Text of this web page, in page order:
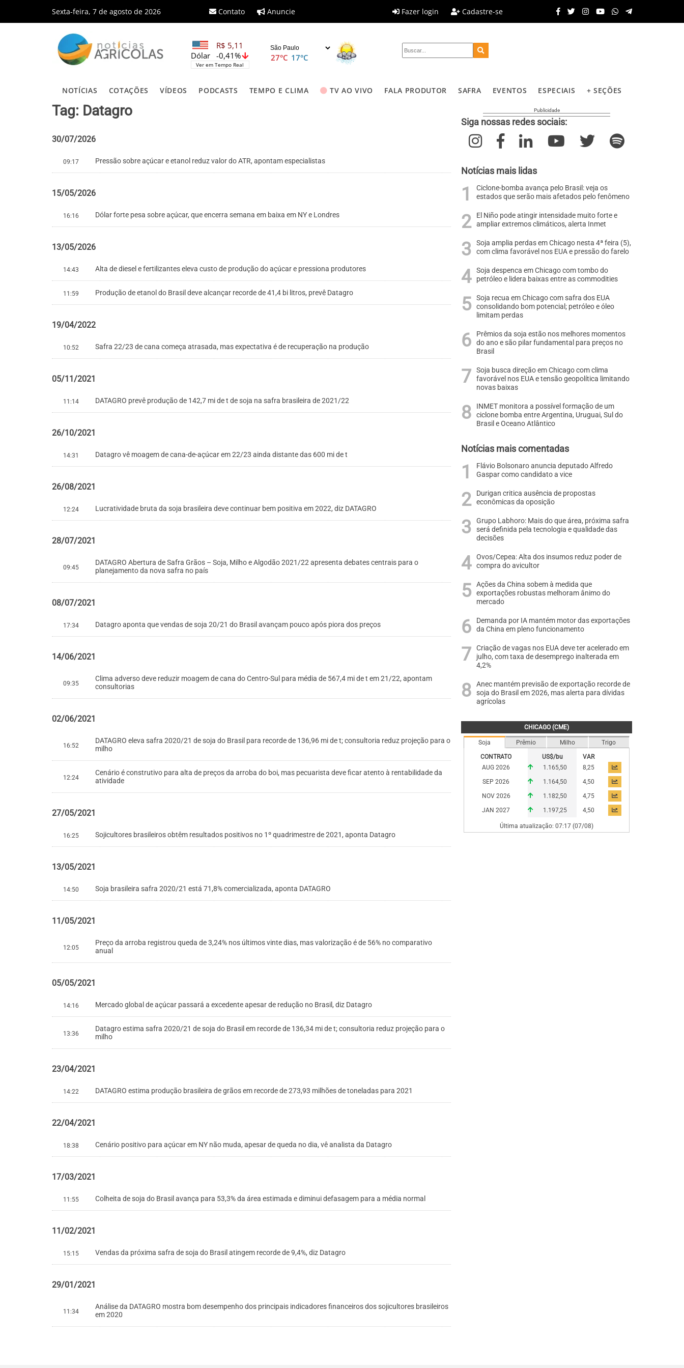
Sexta-feira, 7 de agosto de 2026 Contato Anuncie Fazer login Cadastre-se
R$ 5,11
-0,41%
Dólar
Ver em Tempo Real
27°C 17°C
NOTÍCIAS COTAÇÕES VÍDEOS PODCASTS TEMPO E CLIMA TV AO VIVO FALA PRODUTOR SAFRA EVENTOS ESPECIAIS + SEÇÕES
Tag: Datagro
30/07/2026
09:17 Pressão sobre açúcar e etanol reduz valor do ATR, apontam especialistas
15/05/2026
16:16 Dólar forte pesa sobre açúcar, que encerra semana em baixa em NY e Londres
13/05/2026
14:43 Alta de diesel e fertilizantes eleva custo de produção do açúcar e pressiona produtores
11:59 Produção de etanol do Brasil deve alcançar recorde de 41,4 bi litros, prevê Datagro
19/04/2022
10:52 Safra 22/23 de cana começa atrasada, mas expectativa é de recuperação na produção
05/11/2021
11:14 DATAGRO prevê produção de 142,7 mi de t de soja na safra brasileira de 2021/22
26/10/2021
14:31 Datagro vê moagem de cana-de-açúcar em 22/23 ainda distante das 600 mi de t
26/08/2021
12:24 Lucratividade bruta da soja brasileira deve continuar bem positiva em 2022, diz DATAGRO
28/07/2021
09:45
DATAGRO Abertura de Safra Grãos – Soja, Milho e Algodão 2021/22 apresenta debates centrais para o
planejamento da nova safra no país
08/07/2021
17:34 Datagro aponta que vendas de soja 20/21 do Brasil avançam pouco após piora dos preços
14/06/2021
09:35
Clima adverso deve reduzir moagem de cana do Centro-Sul para média de 567,4 mi de t em 21/22, apontam
consultorias
02/06/2021
16:52
DATAGRO eleva safra 2020/21 de soja do Brasil para recorde de 136,96 mi de t; consultoria reduz projeção para o
milho
12:24
Cenário é construtivo para alta de preços da arroba do boi, mas pecuarista deve ficar atento à rentabilidade da
atividade
27/05/2021
16:25 Sojicultores brasileiros obtêm resultados positivos no 1º quadrimestre de 2021, aponta Datagro
13/05/2021
14:50 Soja brasileira safra 2020/21 está 71,8% comercializada, aponta DATAGRO
11/05/2021
12:05
Preço da arroba registrou queda de 3,24% nos últimos vinte dias, mas valorização é de 56% no comparativo
anual
05/05/2021
14:16 Mercado global de açúcar passará a excedente apesar de redução no Brasil, diz Datagro
13:36
Datagro estima safra 2020/21 de soja do Brasil em recorde de 136,34 mi de t; consultoria reduz projeção para o
milho
23/04/2021
14:22 DATAGRO estima produção brasileira de grãos em recorde de 273,93 milhões de toneladas para 2021
22/04/2021
18:38 Cenário positivo para açúcar em NY não muda, apesar de queda no dia, vê analista da Datagro
17/03/2021
11:55 Colheita de soja do Brasil avança para 53,3% da área estimada e diminui defasagem para a média normal
11/02/2021
15:15 Vendas da próxima safra de soja do Brasil atingem recorde de 9,4%, diz Datagro
29/01/2021
11:34
Análise da DATAGRO mostra bom desempenho dos principais indicadores financeiros dos sojicultores brasileiros
em 2020
Siga nossas redes sociais:
Notícias mais lidas
Ciclone-bomba avança pelo Brasil: veja os
estados que serão mais afetados pelo fenômeno
El Niño pode atingir intensidade muito forte e
ampliar extremos climáticos, alerta Inmet
Soja amplia perdas em Chicago nesta 4ª feira (5),
com clima favorável nos EUA e pressão do farelo
Soja despenca em Chicago com tombo do
petróleo e lidera baixas entre as commodities
Soja recua em Chicago com safra dos EUA
consolidando bom potencial; petróleo e óleo
limitam perdas
Prêmios da soja estão nos melhores momentos
do ano e são pilar fundamental para preços no
Brasil
Soja busca direção em Chicago com clima
favorável nos EUA e tensão geopolítica limitando
novas baixas
INMET monitora a possível formação de um
ciclone bomba entre Argentina, Uruguai, Sul do
Brasil e Oceano Atlântico
Notícias mais comentadas
Flávio Bolsonaro anuncia deputado Alfredo
Gaspar como candidato a vice
Durigan critica ausência de propostas
econômicas da oposição
Grupo Labhoro: Mais do que área, próxima safra
será definida pela tecnologia e qualidade das
decisões
Ovos/Cepea: Alta dos insumos reduz poder de
compra do avicultor
Ações da China sobem à medida que
exportações robustas melhoram ânimo do
mercado
Demanda por IA mantém motor das exportações
da China em pleno funcionamento
Criação de vagas nos EUA deve ter acelerado em
julho, com taxa de desemprego inalterada em
4,2%
Anec mantém previsão de exportação recorde de
soja do Brasil em 2026, mas alerta para dívidas
agrícolas
CHICAGO (CME)
Soja Prêmio Milho
Trigo
CONTRATO
US$/bu
VAR
AUG 2026
1.165,50
8,25
SEP 2026
1.164,50
4,50
NOV 2026
1.182,50
4,75
JAN 2027
1.197,25 4,50
Última atualização: 07:17 (07/08)